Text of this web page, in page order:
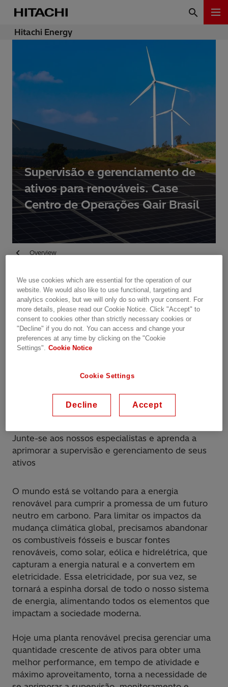
Hitachi Energy
Supervisão e gerenciamento de
ativos para renováveis. Case
Centro de Operações Qair Brasil
Overview
Available on demand
Date recorded: 26.08.2021
Webinar Energy Distribution
Grid Edge Solutions
Junte-se aos nossos especialistas e aprenda a
aprimorar a supervisão e gerenciamento de seus
ativos
O mundo está se voltando para a energia
renovável para cumprir a promessa de um futuro
neutro em carbono. Para limitar os impactos da
mudança climática global, precisamos abandonar
os combustíveis fósseis e buscar fontes
renováveis, como solar, eólica e hidrelétrica, que
capturam a energia natural e a convertem em
eletricidade. Essa eletricidade, por sua vez, se
tornará a espinha dorsal de todo o nosso sistema
de energia, alimentando todos os elementos que
impactam a sociedade moderna.
Hoje uma planta renovável precisa gerenciar uma
quantidade crescente de ativos para obter uma
melhor performance, em tempo de atividade e
máximo aproveitamento, torna a necessidade de
We use cookies which are essential for the operation of our
website. We would also like to use functional, targeting and
analytics cookies, but we will only do so with your consent. For
more details, please read our Cookie Notice. Click "Accept" to
consent to cookies other than strictly necessary cookies or
"Decline" if you do not. You can access and change your
preferences at any time by clicking on the "Cookie
Settings". Cookie Notice
Cookie Settings
Decline Accept